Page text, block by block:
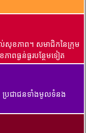
សុខភាព។ សមាជិកនៃក្រុម
ធ្ងន់ធ្ងរបន្ថែមទៀត
ប្រជាជនទាំងមូលទំនង